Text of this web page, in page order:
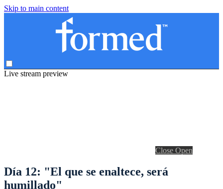
Skip to main content
Live stream preview
Close Open
Día 12: "El que se enaltece, será
humillado"